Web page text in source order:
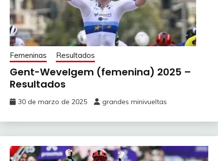
Femeninas Resultados
Gent-Wevelgem (femenina) 2025 –
Resultados
30 de marzo de 2025 grandes minivueltas